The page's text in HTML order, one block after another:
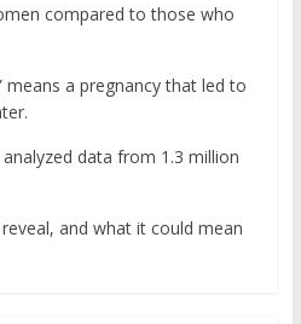
compared to those who
means a pregnancy that led to
data from 1.3 million
and what it could mean